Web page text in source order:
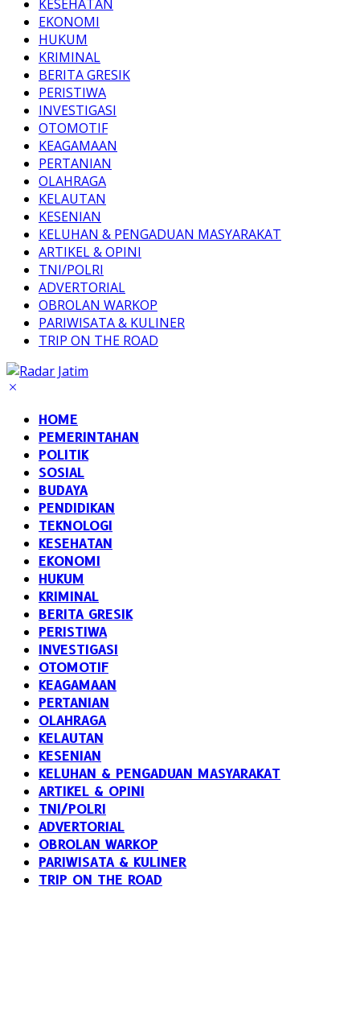
KESEHATAN
EKONOMI
HUKUM
KRIMINAL
BERITA GRESIK
PERISTIWA
INVESTIGASI
OTOMOTIF
KEAGAMAAN
PERTANIAN
OLAHRAGA
KELAUTAN
KESENIAN
KELUHAN & PENGADUAN MASYARAKAT
ARTIKEL & OPINI
TNI/POLRI
ADVERTORIAL
OBROLAN WARKOP
PARIWISATA & KULINER
TRIP ON THE ROAD
HOME
PEMERINTAHAN
POLITIK
SOSIAL
BUDAYA
PENDIDIKAN
TEKNOLOGI
KESEHATAN
EKONOMI
HUKUM
KRIMINAL
BERITA GRESIK
PERISTIWA
INVESTIGASI
OTOMOTIF
KEAGAMAAN
PERTANIAN
OLAHRAGA
KELAUTAN
KESENIAN
KELUHAN & PENGADUAN MASYARAKAT
ARTIKEL & OPINI
TNI/POLRI
ADVERTORIAL
OBROLAN WARKOP
PARIWISATA & KULINER
TRIP ON THE ROAD